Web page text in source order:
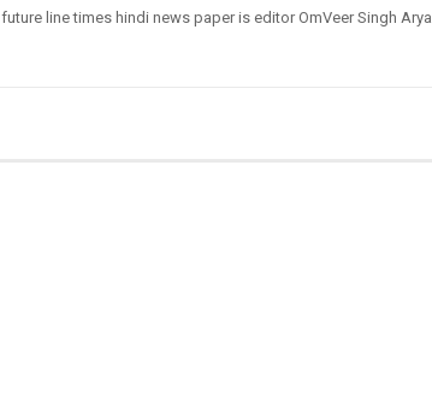
future line times hindi news paper is editor OmVeer Singh Arya